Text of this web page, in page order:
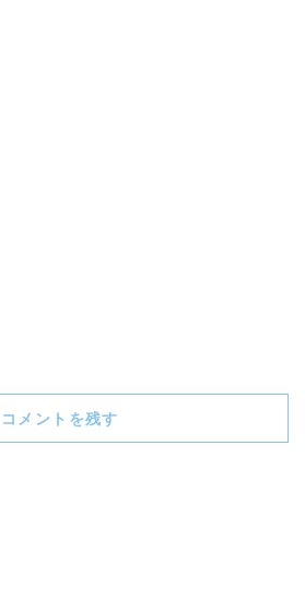
コメントを残す